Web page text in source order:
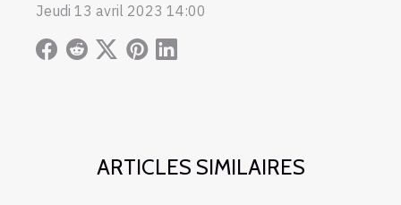
ARTICLES SIMILAIRES
Jeudi 13 avril 2023 14:00